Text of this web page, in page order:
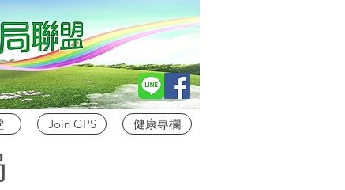
Join GPS 健康專欄